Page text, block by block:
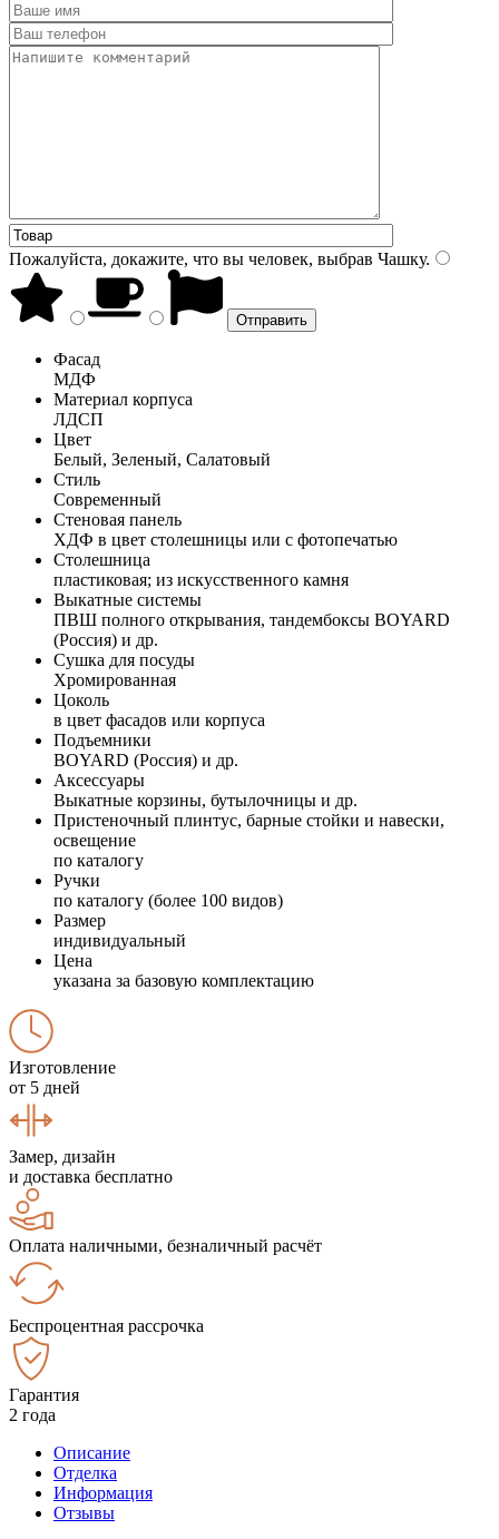
Пожалуйста, докажите, что вы человек, выбрав Чашку.
Фасад
МДФ
Материал корпуса
ЛДСП
Цвет
Белый, Зеленый, Салатовый
Стиль
Современный
Стеновая панель
ХДФ в цвет столешницы или с фотопечатью
Столешница
пластиковая; из искусственного камня
Выкатные системы
ПВШ полного открывания, тандембоксы BOYARD
(Россия) и др.
Сушка для посуды
Хромированная
Цоколь
в цвет фасадов или корпуса
Подъемники
BOYARD (Россия) и др.
Аксессуары
Выкатные корзины, бутылочницы и др.
Пристеночный плинтус, барные стойки и навески,
освещение
по каталогу
Ручки
по каталогу (более 100 видов)
Размер
индивидуальный
Цена
указана за базовую комплектацию
Изготовление
от 5 дней
Замер, дизайн
и доставка бесплатно
Оплата наличными, безналичный расчёт
Беспроцентная рассрочка
Гарантия
2 года
Описание
Отделка
Информация
Отзывы